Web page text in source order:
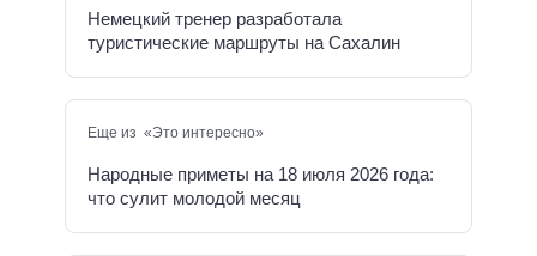
Немецкий тренер разработала
туристические маршруты на Сахалин
Еще из «Это интересно»
Народные приметы на 18 июля 2026 года:
что сулит молодой месяц